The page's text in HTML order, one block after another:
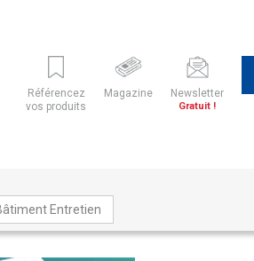
Référencez
vos produits
Magazine Newsletter
Gratuit !
Entretien